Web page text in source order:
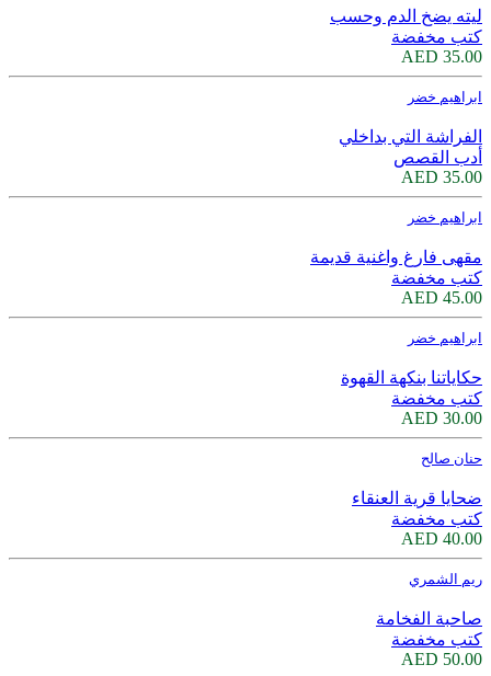
ليته يضخ الدم وحسب
كتب مخفضة
35.00 AED
ابراهيم خضر
الفراشة التي بداخلي
أدب القصص
35.00 AED
ابراهيم خضر
مقهى فارغ واغنية قديمة
كتب مخفضة
45.00 AED
ابراهيم خضر
حكاياتنا بنكهة القهوة
كتب مخفضة
30.00 AED
حنان صالح
ضحايا قرية العنقاء
كتب مخفضة
40.00 AED
ريم الشمري
صاحبة الفخامة
كتب مخفضة
50.00 AED